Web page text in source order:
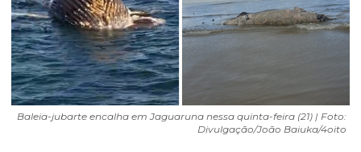
Baleia-jubarte encalha em Jaguaruna nessa quinta-feira (21) | Foto:
Divulgação/João Baiuka/4oito